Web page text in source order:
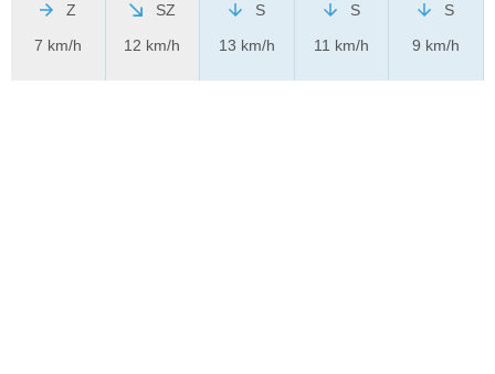
Z
7 km/h
SZ
12 km/h
S
13 km/h
S
11 km/h
S
9 km/h